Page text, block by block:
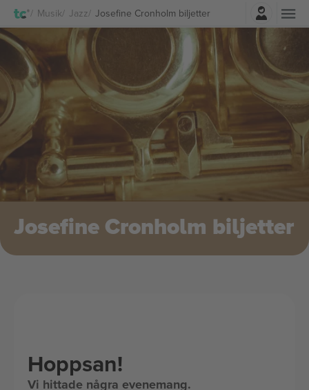
Musik Jazz Josefine Cronholm biljetter
Logga in
Josefine Cronholm biljetter
Hoppsan!
Vi hittade några evenemang.